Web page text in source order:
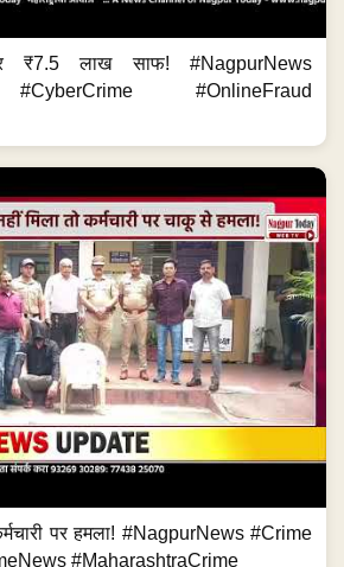
लाख साफ! #NagpurNews
#OnlineFraud
पर हमला! #NagpurNews #Crime
#MaharashtraCrime